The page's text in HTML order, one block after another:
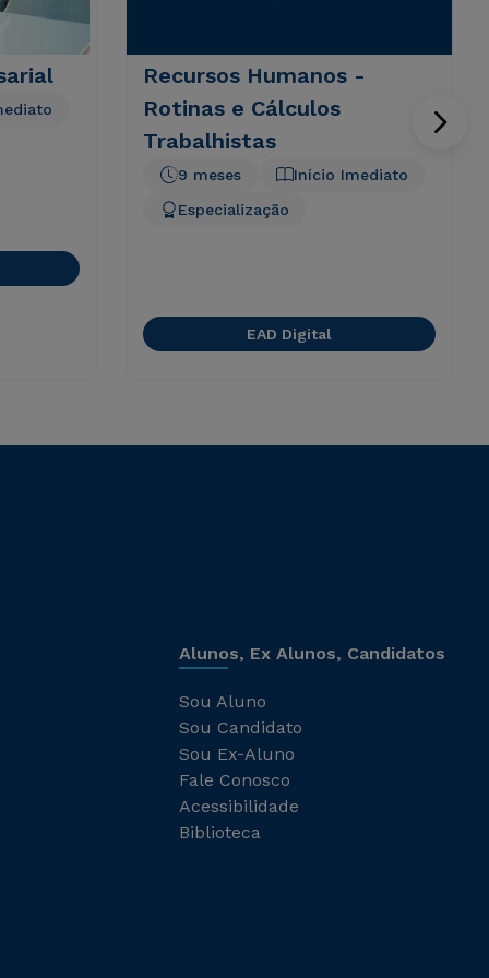
Recursos Humanos -
Rotinas e Cálculos
Trabalhistas
Início Imediato
9 meses
Especialização
EAD Digital
Alunos, Ex Alunos, Candidatos
Sou Aluno
Sou Candidato
Sou Ex-Aluno
Fale Conosco
Acessibilidade
Biblioteca